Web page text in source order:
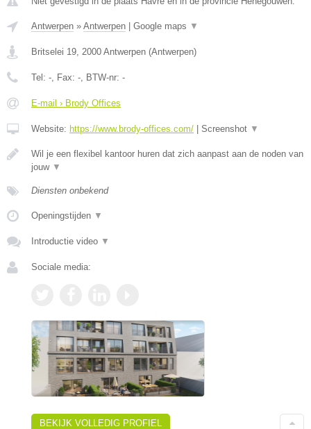
Antwerpen » Antwerpen Google maps ▼
Britselei 19, 2000 Antwerpen (Antwerpen)
Tel: -, Fax: -, BTW-nr: -
E-mail › Brody Offices
Website: https://www.brody-offices.com/ Screenshot ▼
Wil je een flexibel kantoor huren dat zich aanpast aan de noden van
jouw ▼
Diensten onbekend
Openingstijden ▼
Introductie video ▼
Sociale media:
BEKIJK VOLLEDIG PROFIEL